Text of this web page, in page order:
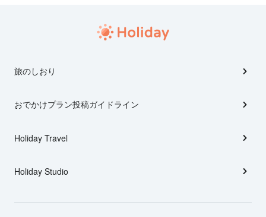
旅のしおり
おでかけプラン投稿ガイドライン
Holiday Travel
Holiday Studio